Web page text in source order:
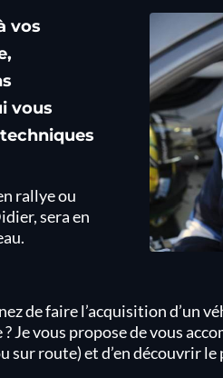
vos
vous
rallye ou
sera en
de faire l’acquisition d’un
Je vous propose de vous
sur route) et d’en découvrir